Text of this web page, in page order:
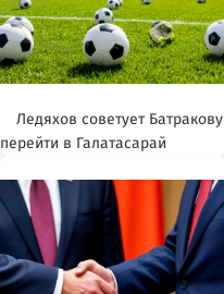
Ледяхов советует Батракову
перейти в Галатасарай